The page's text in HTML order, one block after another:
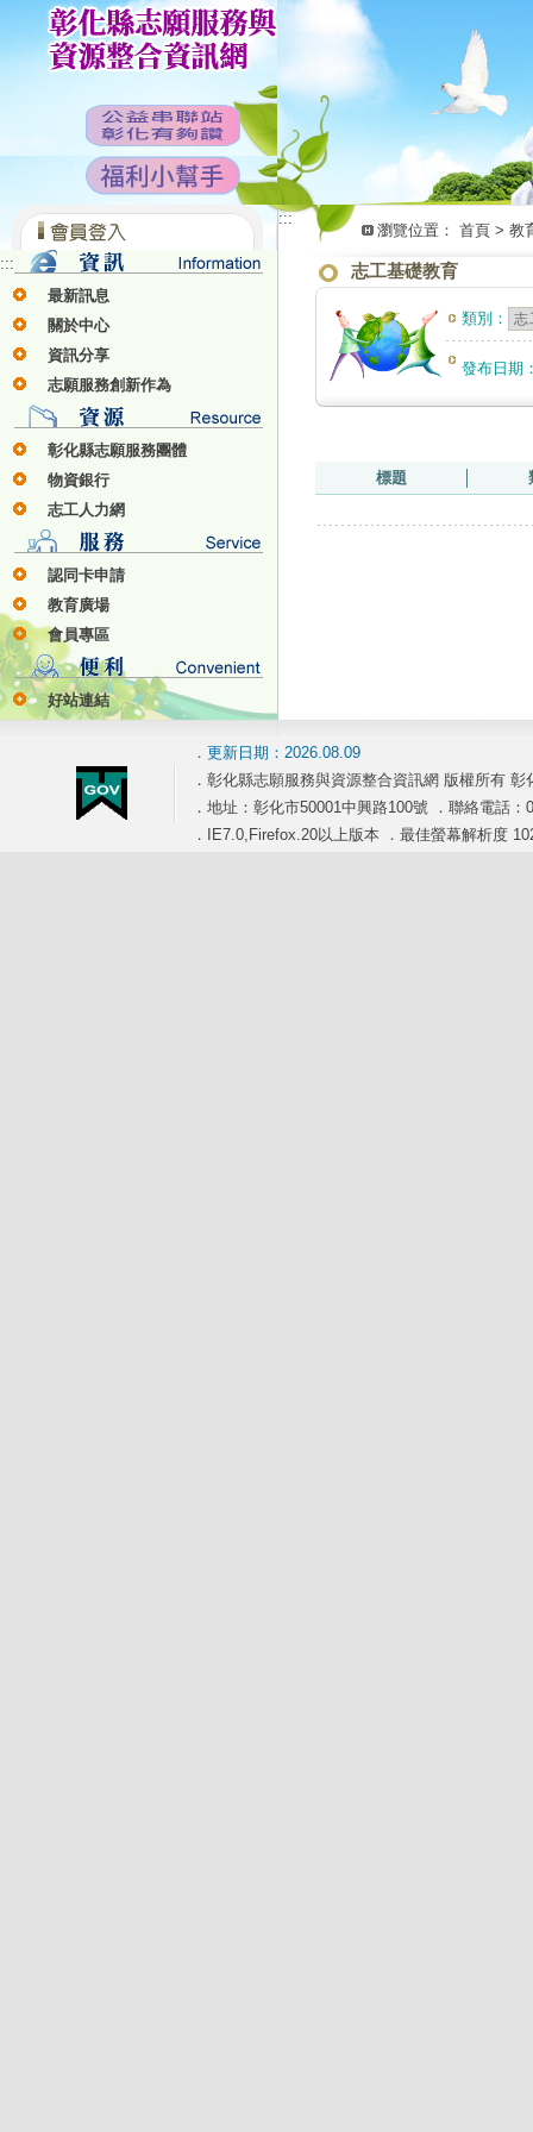
:::
最新訊息
關於中心
資訊分享
志願服務創新作為
彰化縣志願服務團體
物資銀行
志工人力網
認同卡申請
教育廣場
會員專區
好站連結
:::
瀏覽位置： 首頁 > 教
志工基礎教育
類別：
發布日期
標題
．更新日期：2026.08.09
．彰化縣志願服務與資源整合資訊網 版權所有 彰
．地址：彰化市50001中興路100號 ．聯絡電話
．IE7.0,Firefox.20以上版本 ．最佳螢幕解析度